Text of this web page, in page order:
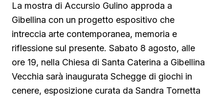
La mostra di Accursio Gulino approda a
Gibellina con un progetto espositivo che
intreccia arte contemporanea, memoria e
riflessione sul presente. Sabato 8 agosto, alle
ore 19, nella Chiesa di Santa Caterina a Gibellina
Vecchia sarà inaugurata Schegge di giochi in
cenere, esposizione curata da Sandra Tornetta